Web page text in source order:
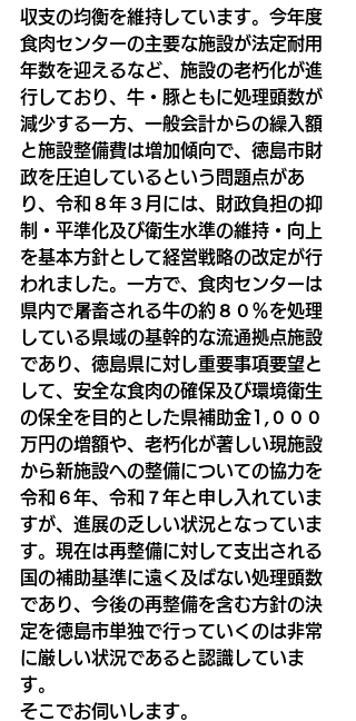
収支の均衡を維持しています。今年度
食肉センターの主要な施設が法定耐用
年数を迎えるなど、施設の老朽化が進
行しており、牛・豚ともに処理頭数が
減少する一方、一般会計からの繰入額
と施設整備費は増加傾向で、徳島市財
政を圧迫しているという問題点があ
り、令和８年３月には、財政負担の抑
制・平準化及び衛生水準の維持・向上
を基本方針として経営戦略の改定が行
われました。一方で、食肉センターは
県内で屠畜される牛の約８０％を処理
している県域の基幹的な流通拠点施設
であり、徳島県に対し重要事項要望と
して、安全な食肉の確保及び環境衛生
の保全を目的とした県補助金1,０００
万円の増額や、老朽化が著しい現施設
から新施設への整備についての協力を
令和６年、令和７年と申し入れていま
すが、進展の乏しい状況となっていま
す。現在は再整備に対して支出される
国の補助基準に遠く及ばない処理頭数
であり、今後の再整備を含む方針の決
定を徳島市単独で行っていくのは非常
に厳しい状況であると認識していま
す。
そこでお伺いします。